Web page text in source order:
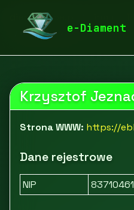
e-Diament
diamentspa.pl
eBHPstar.pl
Krzysztof
Strona WWW: https://
Dane rejestrowe
NIP